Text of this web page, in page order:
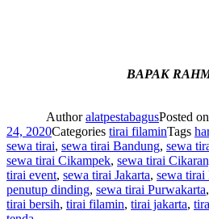
BAPAK
AuthoralatpestabagusPosted on
24, 2020Categories tirai filaminTags
sewa tirai, sewa tirai Bandung, sewa
sewa tirai Cikampek, sewa tirai
tirai event, sewa tirai Jakarta, sewa tirai
penutup dinding, sewa tirai Purwakarta,
tirai bersih, tirai filamin, tirai jakarta,